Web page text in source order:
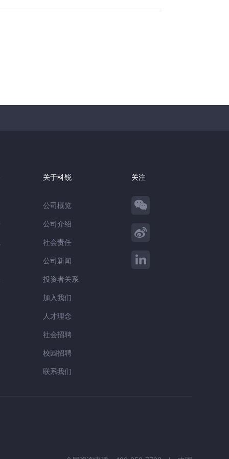
关于科锐
公司概览
公司介绍
社会责任
公司新闻
投资者关系
加入我们
人才理念
社会招聘
校园招聘
联系我们
关注